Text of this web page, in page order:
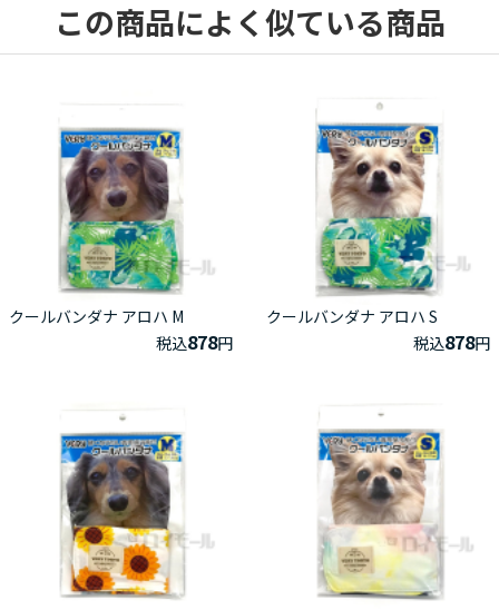
この商品によく似ている商品
クールバンダナ アロハ M
税込878円
クールバンダナ アロハ S
税込878円